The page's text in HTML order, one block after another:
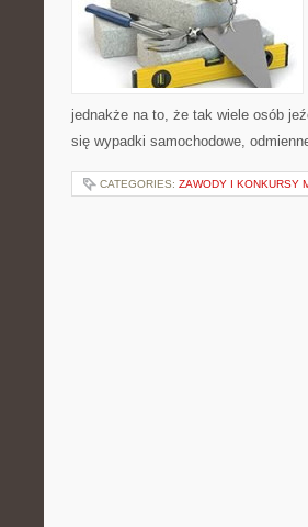
jednakże na to, że tak wiele osób
się wypadki samochodowe,
CATEGORIES: ZAWODY I KONKURSY